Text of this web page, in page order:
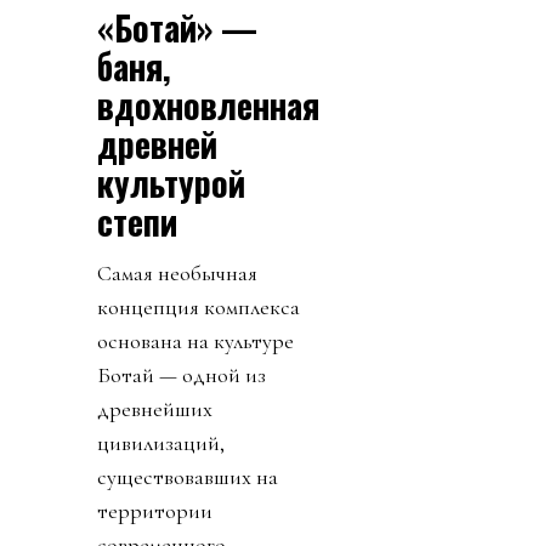
«Ботай» —
баня,
вдохновленная
древней
культурой
степи
Самая необычная
концепция комплекса
основана на культуре
Ботай — одной из
древнейших
цивилизаций,
существовавших на
территории